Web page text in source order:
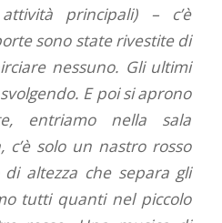
principali) – c’è
sono state rivestite di
nessuno. Gli ultimi
E poi si aprono
entriamo nella sala
c’è solo un nastro rosso
altezza che separa gli
tutti quanti nel piccolo